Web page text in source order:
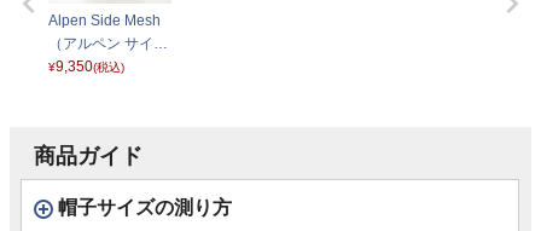
Alpen Side Mesh
（アルペン サイド
メッシュ） D1745
¥9,350(税込)
商品ガイド
帽子サイズの測り方